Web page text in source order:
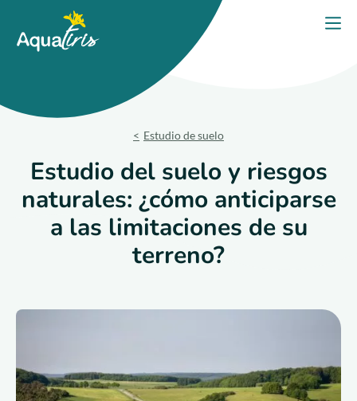
Únase a nosotros
Nuestros productos
Nuestros compromisos
Nuestros consejos
Estudio de suelo
Estudio del suelo y riesgos
naturales: ¿cómo anticiparse
a las limitaciones de su
terreno?